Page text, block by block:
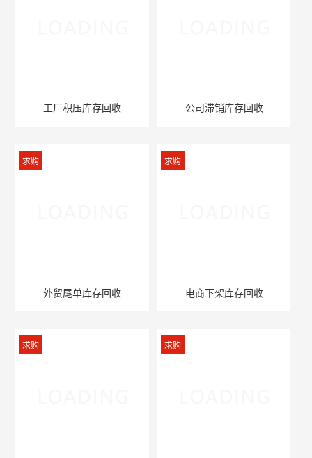
工厂积压库存回收 公司滞销库存回收
求购
外贸尾单库存回收
求购
电商下架库存回收
求购 求购